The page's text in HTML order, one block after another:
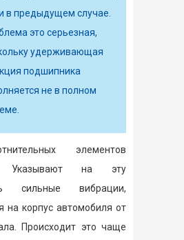
в предыдущем случае.
это серьезная,
удерживающая
подшипника
не в полном
элементов
Указывают на эту
сильные вибрации,
на корпус автомобиля от
Происходит это чаще